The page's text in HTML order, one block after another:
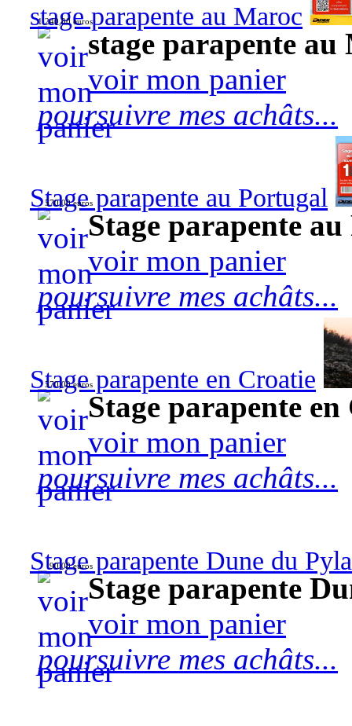
stage parapente au Maroc
1 240,00 euros
stage parapente au
voir mon panier
poursuivre mes achâts...
Stage parapente au Portugal
570,00 euros
Stage parapente
voir mon panier
poursuivre mes achâts...
Stage parapente en Croatie
570,00 euros
Stage parapente
voir mon panier
poursuivre mes achâts...
Stage parapente Dune du
90,00 euros
Stage parapente
voir mon panier
poursuivre mes achâts...